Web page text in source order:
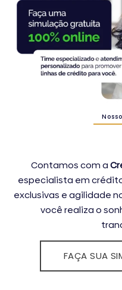
Contamos com a
especialista em
exclusivas e agilidade
você realiza o
FAÇA SUA